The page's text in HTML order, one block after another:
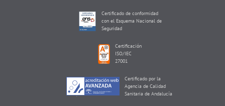
Certificado de conformidad
con el Esquema Nacional de
Seguridad
Certificación
ISO/IEC
27001
Certificado por la
Agencia de Calidad
Sanitaria de Andalucía